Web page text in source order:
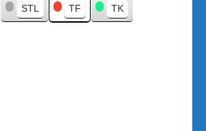
STL TF TK